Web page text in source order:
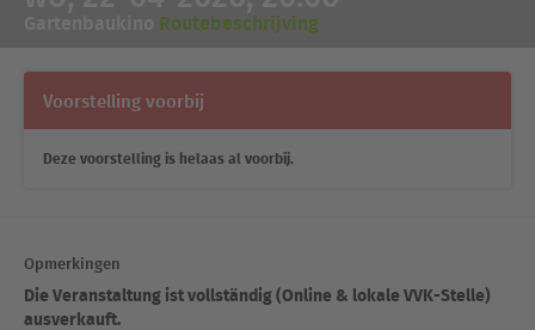
Routebeschrijving
Voorstelling voorbij
Deze voorstelling is helaas al voorbij.
Opmerkingen
Die Veranstaltung ist vollständig (Online & lokale VVK-Stelle)
ausverkauft.